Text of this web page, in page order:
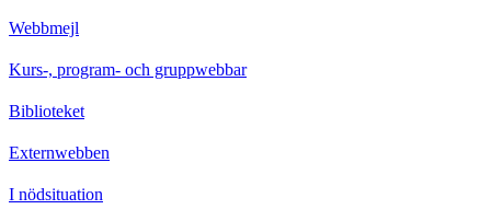
Webbmejl
Kurs-, program- och gruppwebbar
Biblioteket
Externwebben
I nödsituation